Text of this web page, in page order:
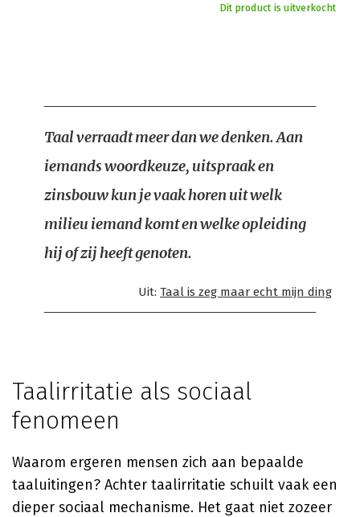
Dit product is uitverkocht
Taal verraadt meer dan we denken. Aan
iemands woordkeuze, uitspraak en
zinsbouw kun je vaak horen uit welk
milieu iemand komt en welke opleiding
hij of zij heeft genoten.
Uit: Taal is zeg maar echt mijn ding
Taalirritatie als sociaal
fenomeen
Waarom ergeren mensen zich aan bepaalde
taaluitingen? Achter taalirritatie schuilt vaak een
dieper sociaal mechanisme. Het gaat niet zozeer